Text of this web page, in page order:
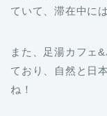
ていて、滞在中に
また、足湯カフェ
ており、自然と日
ね！